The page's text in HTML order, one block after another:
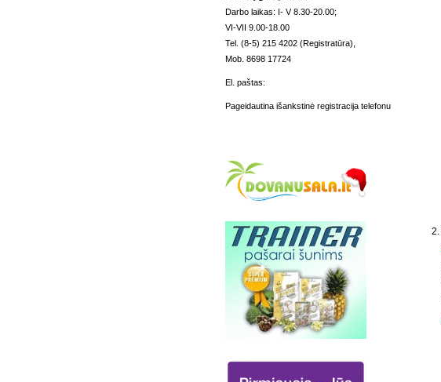
Darbo laikas: I- V 8.30-20.00;
VI-VII 9.00-18.00
Tel. (8-5) 215 4202 (Registratūra),
Mob. 8698 17724
El. paštas:
Pageidautina išankstinė registracija telefonu